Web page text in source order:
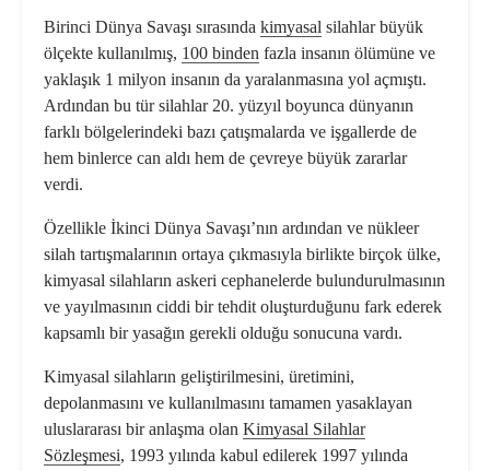
Birinci Dünya Savaşı sırasında kimyasal silahlar büyük
ölçekte kullanılmış, 100 binden fazla insanın ölümüne ve
yaklaşık 1 milyon insanın da yaralanmasına yol açmıştı.
Ardından bu tür silahlar 20. yüzyıl boyunca dünyanın
farklı bölgelerindeki bazı çatışmalarda ve işgallerde de
hem binlerce can aldı hem de çevreye büyük zararlar
verdi.
Özellikle İkinci Dünya Savaşı’nın ardından ve nükleer
silah tartışmalarının ortaya çıkmasıyla birlikte birçok ülke,
kimyasal silahların askeri cephanelerde bulundurulmasının
ve yayılmasının ciddi bir tehdit oluşturduğunu fark ederek
kapsamlı bir yasağın gerekli olduğu sonucuna vardı.
Kimyasal silahların geliştirilmesini, üretimini,
depolanmasını ve kullanılmasını tamamen yasaklayan
uluslararası bir anlaşma olan Kimyasal Silahlar
Sözleşmesi, 1993 yılında kabul edilerek 1997 yılında